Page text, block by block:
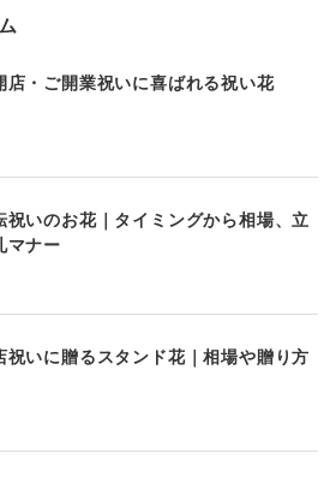
店・ご開業祝いに喜ばれる祝い花
祝いのお花｜タイミングから相場、立
マナー
祝いに贈るスタンド花｜相場や贈り方